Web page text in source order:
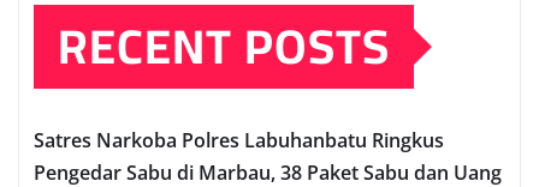
RECENT POSTS
Satres Narkoba Polres Labuhanbatu Ringkus
Pengedar Sabu di Marbau, 38 Paket Sabu dan Uang